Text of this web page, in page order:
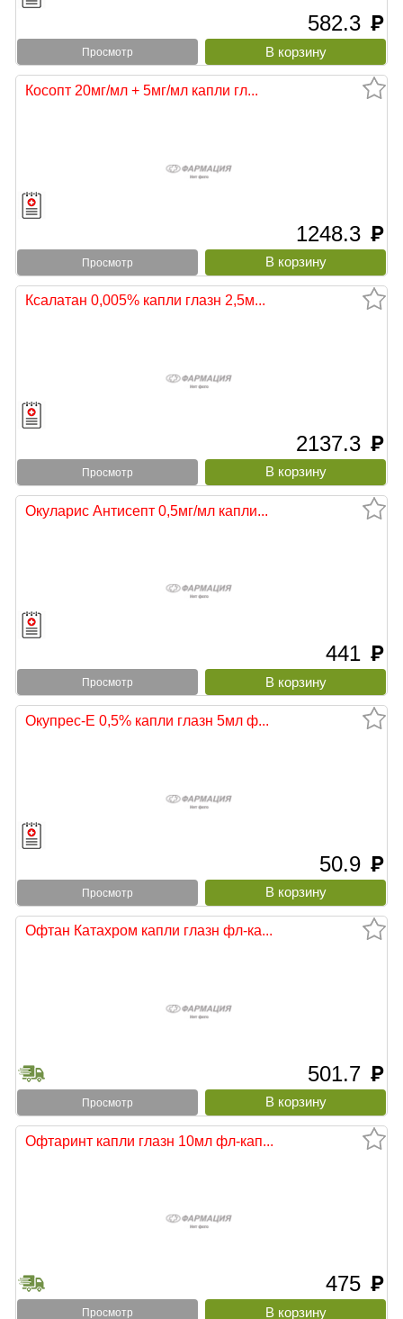
582.3 руб
Просмотр
Косопт 20мг/мл + 5мг/мл капли гл...
1248.3 руб
Просмотр
Ксалатан 0,005% капли глазн 2,5м...
2137.3 руб
Просмотр
Окуларис Антисепт 0,5мг/мл капли...
441 руб
Просмотр
Окупрес-Е 0,5% капли глазн 5мл ф...
50.9 руб
Просмотр
Офтан Катахром капли глазн фл-ка...
501.7 руб
Просмотр
Офтаринт капли глазн 10мл фл-кап...
475 руб
Просмотр